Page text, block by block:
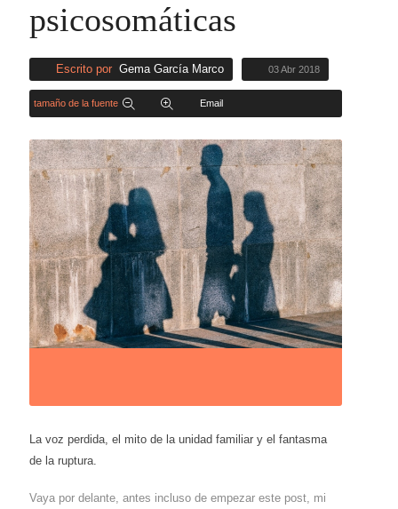
psicosomáticas
Escrito por Gema García Marco 03 Abr 2018
tamaño de la fuente Email
La voz perdida, el mito de la unidad familiar y el fantasma
de la ruptura.
Vaya por delante, antes incluso de empezar este post, mi